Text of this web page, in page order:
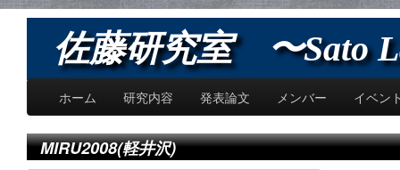
佐藤研究室 〜Sato
ホーム 研究内容 発表論文 メンバー イベン
MIRU2008(軽井沢)